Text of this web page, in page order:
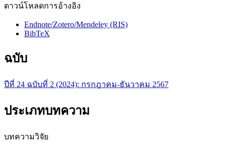
ดาวน์โหลดการอ้างอิง
Endnote/Zotero/Mendeley (RIS)
BibTeX
ฉบับ
ปีที่ 24 ฉบับที่ 2 (2024): กรกฎาคม-ธันวาคม 2567
ประเภทบทความ
บทความวิจัย